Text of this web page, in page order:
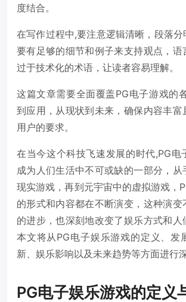
度结合。
在写作过程中,要注意逻辑清晰，段落
要有足够的细节和例子来支持观点，语
过于技术化的术语，让读者容易理解。
这篇文章需要全面覆盖PG电子游戏的
到应用，从现状到未来，确保内容丰富
用户的要求。
在当今这个科技飞速发展的时代,PG电
成为人们生活中不可或缺的一部分，从
现实游戏，再到元宇宙中的虚拟游戏，
的形式和内容都在不断演变，这种演变
的进步，也深刻地改变了娱乐方式和人
本文将从PG电子娱乐游戏的定义、发
新、娱乐影响以及未来趋势等方面进行
PG电子娱乐游戏的定义